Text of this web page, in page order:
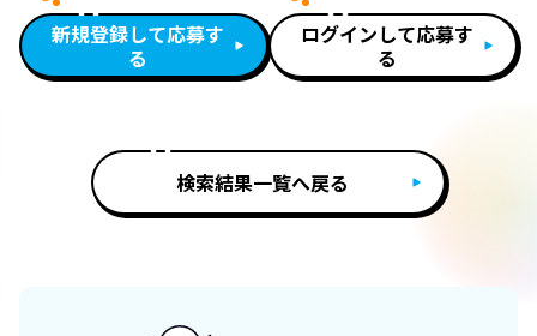
新規登録して応募す
る
ログインして応募す
る
検索結果一覧へ戻る